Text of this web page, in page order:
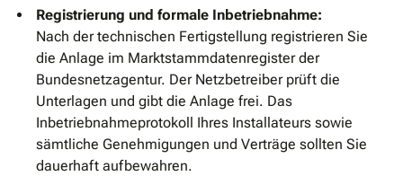
Registrierung und formale Inbetriebnahme:
Nach der technischen Fertigstellung registrieren Sie
die Anlage im Marktstammdatenregister der
Bundesnetzagentur. Der Netzbetreiber prüft die
Unterlagen und gibt die Anlage frei. Das
Inbetriebnahmeprotokoll Ihres Installateurs sowie
sämtliche Genehmigungen und Verträge sollten Sie
dauerhaft aufbewahren.